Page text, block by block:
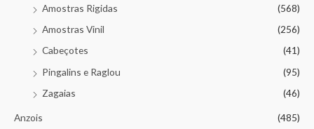
Amostras Rigidas
(568)
Amostras Vinil
(256)
Cabeçotes
(41)
Pingalins e Raglou
(95)
Zagaias
(46)
Anzois
(485)